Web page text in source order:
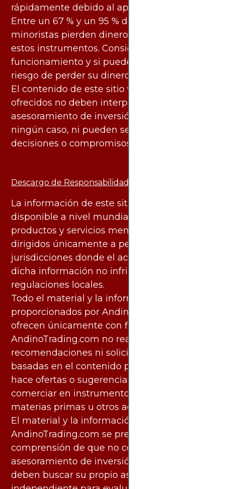
rápidamente debido al apalancamiento.
Entre un 67 % y un 95 % de los inversores
minoristas pierden dinero al negociar con
estos instrumentos. Considere si entiende su
funcionamiento y si puede asumir el alto
riesgo de perder su dinero.
El contenido de este sitio web y los servicios
ofrecidos no deben interpretarse como
asesoramiento de inversión ni financiero en
ningún caso, ni pueden servir de base para
decisiones o compromisos de ningún tipo.
Descargo de Responsabilidad:
La información de este sitio web está
disponible a nivel mundial. Sin embargo, los
productos y servicios mencionados están
dirigidos únicamente a personas en
jurisdicciones donde el acceso y uso de
dicha información no infringe leyes o
regulaciones locales.
Todo el material y la información
proporcionados por AndinoTrading.com se
ofrecen únicamente con fines informativos.
AndinoTrading.com no realiza
recomendaciones ni solicita acciones
basadas en el contenido proporcionado, ni
hace ofertas o sugerencias para invertir o
comerciar en instrumentos financieros,
materias primas u otros activos.
El material y la información disponibles en
AndinoTrading.com se presentan con la
comprensión de que no constituyen
asesoramiento de inversión. Los usuarios
deben buscar su propio asesoramiento